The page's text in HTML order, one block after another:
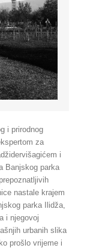
i prirodnog
za
i
Banjskog parka
nastale krajem
parka Ilidža,
i njegovoj
urbanih slika
prošlo vrijeme i